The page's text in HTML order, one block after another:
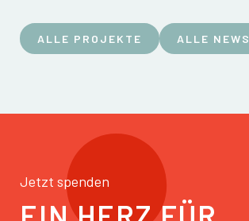
ALLE PROJEKTE ALLE NEWS
Jetzt spenden